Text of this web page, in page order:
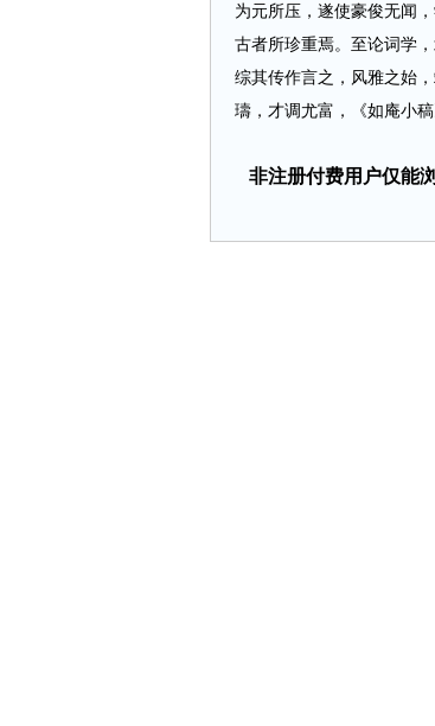
为元所压，遂使豪俊无闻
古者所珍重焉。至论词学
综其传作言之，风雅之始
璹，才调尤富，《如庵小
非注册付费用户仅能